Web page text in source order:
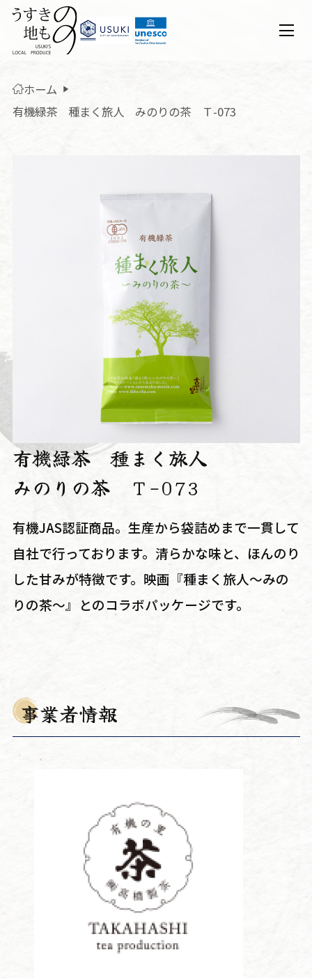
ホーム
有機緑茶 種まく旅人 みのりの茶 Ｔ-073
有機緑茶 種まく旅人
みのりの茶 Ｔ-073
有機JAS認証商品。生産から袋詰めまで一貫して
自社で行っております。清らかな味と、ほんのり
した甘みが特徴です。映画『種まく旅人～みの
りの茶～』とのコラボパッケージです。
事業者情報